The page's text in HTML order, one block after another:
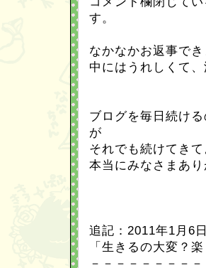
す。
なかなかお返事で
中にはうれしくて
ブログを毎日続け
が
それでも続けてき
本当にみなさまあ
追記：2011年1月6
「生きるの大変？
－－－－－－－－－